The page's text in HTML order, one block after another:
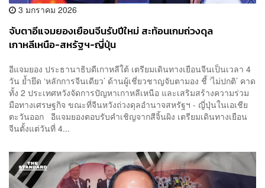
3 มกราคม 2026
จับตาอีแจมยองเยือนจีนรับปีใหม่ สะท้อนเกมถ่วงดุล
เกาหลีเหนือ-สหรัฐฯ-ญี่ปุ่น
อีแจมยอง ประธานาธิบดีเกาหลีใต้ เตรียมเดินทางเยือนจีนเป็นเวลา 4
วัน ย้ำยึด ‘หลักการจีนเดียว’ ด้านผู้เชี่ยวชาญจับตามอง ชี้ ‘ไม่ปกติ’ คาด
ทั้ง 2 ประเทศหวังจัดการปัญหาเกาหลีเหนือ และเสริมสร้างความร่วม
มือทางเศรษฐกิจ ขณะที่จีนหวังถ่วงดุลอำนาจสหรัฐฯ - ญี่ปุ่นในเอเชีย
ตะวันออก อีแจมยองตอบรับคำเชิญจากสีจิ้นผิง เตรียมเดินทางเยือน
จีนตั้งแต่วันที่ 4...